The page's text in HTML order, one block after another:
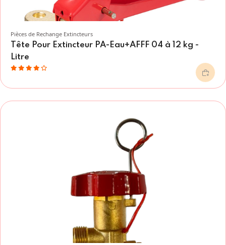
Pièces de Rechange Extincteurs
Tête Pour Extincteur PA-Eau+AFFF 04 à 12 kg -
Litre